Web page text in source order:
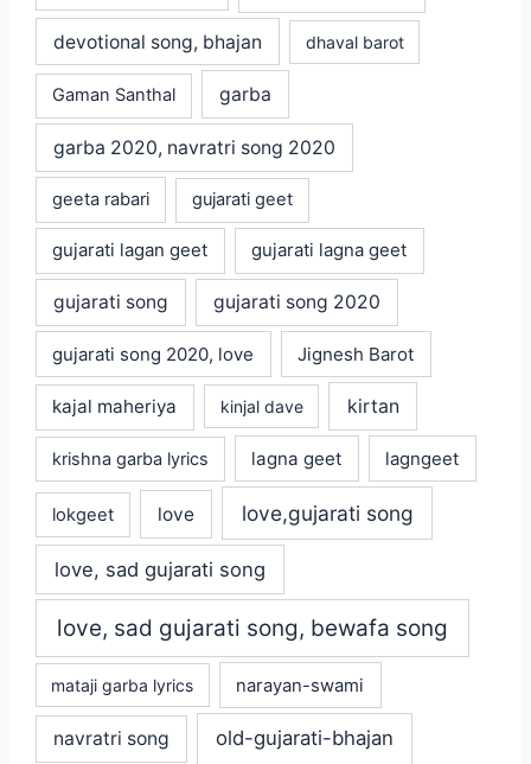
devotional song, bhajan dhaval barot
Gaman Santhal garba
garba 2020, navratri song 2020
geeta rabari gujarati geet
gujarati lagan geet gujarati lagna geet
gujarati song gujarati song 2020
gujarati song 2020, love Jignesh Barot
kajal maheriya kinjal dave kirtan
krishna garba lyrics lagna geet lagngeet
lokgeet love love,gujarati song
love, sad gujarati song
love, sad gujarati song, bewafa song
mataji garba lyrics narayan-swami
navratri song old-gujarati-bhajan